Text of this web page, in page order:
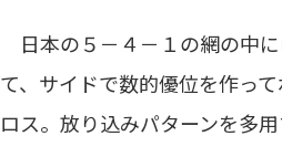
日本の５－４－１の網の中
て、サイドで数的優位を作っ
ロス。放り込みパターンを多用